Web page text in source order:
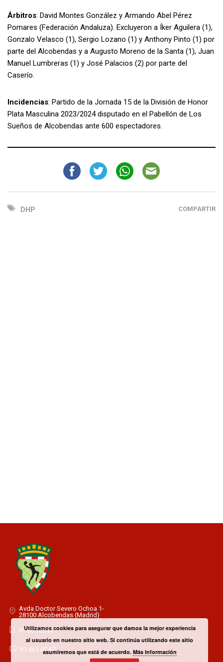
Árbitros: David Montes González y Armando Abel Pérez
Pomares (Federación Andaluza). Excluyeron a Íker Aguilera (1),
Gonzalo Velasco (1), Sergio Lozano (1) y Anthony Pinto (1) por
parte del Alcobendas y a Augusto Moreno de la Santa (1), Juan
Manuel Lumbreras (1) y José Palacios (2) por parte del
Caserío.
Incidencias: Partido de la Jornada 15 de la División de Honor
Plata Masculina 2023/2024 disputado en el Pabellón de Los
Sueños de Alcobendas ante 600 espectadores.
DHP COMPARTIR
Avda Doctor Severo Ochoa 1-
28100 Alcobendas (Madrid)
91 661 07 67
91 661 07 67
Utilizamos cookies para asegurar que damos la mejor experiencia
al usuario en nuestro sitio web. Si continúa utilizando este sitio
asumiremos que está de acuerdo. Más Información